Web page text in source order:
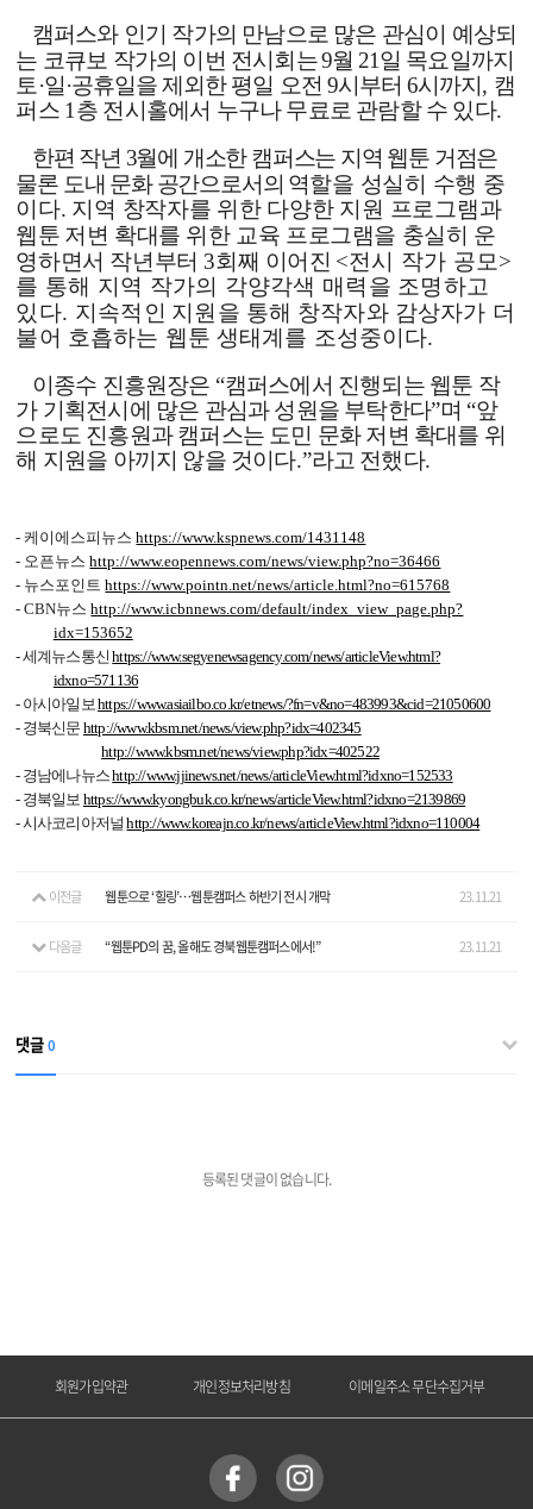
캠퍼스와 인기 작가의 만남으로 많은 관심이 예상되
는 코큐보 작가의 이번 전시회는9월 21일 목요일까지
토 ·일·공휴일을 제외한 평일 오전 9시부터6시까지 , 캠
퍼스 1 층 전시홀에서 누구나 무료로 관람할 수 있다.
한편 작년 3월에 개소한 캠퍼스는 지역 웹툰 거점은
물론 도내 문화 공간으로서의 역할을 성실히 수행 중
이다. 지역 창작자를 위한 다양한 지원 프로그램과
웹툰 저변 확대를 위한 교육 프로그램을 충실히 운
영하면서 작년부터 3회째 이어진 <전시 작가 공모>
를 통해 지역 작가의 각양각색 매력을 조명하고
있다. 지속적인 지원을 통해 창작자와 감상자가 더
불어 호흡하는 웹툰 생태계를 조성중이다.
이종수 진흥원장은 “캠퍼스에서 진행되는 웹툰 작
가 기획전시에 많은 관심과 성원을 부탁한다”며 “앞
으로도 진흥원과 캠퍼스는 도민 문화 저변 확대를 위
해 지원을 아끼지 않을 것이다.”라고 전했다.
- 케이에스피뉴스https://www.kspnews.com/1431148
- 오픈뉴스http://www.eopennews.com/news/view.php?no=36466
- 뉴스포인트https://www.pointn.net/news/article.html?no=615768
- CBN뉴스http://www.icbnnews.com/default/index_view_page.php?
idx=153652
- 세계뉴스통신https://www.segyenewsagency.com/news/articleView.html?
idxno=571136
- 아시아일보https://www.asiailbo.co.kr/etnews/?fn=v&no=483993&cid=21050600
- 경북신문 http://www.kbsm.net/news/view.php?idx=402345
http://www.kbsm.net/news/view.php?idx=402522
- 경남에나뉴스http://www.jjinews.net/news/articleView.html?idxno=152533
- 경북일보 https://www.kyongbuk.co.kr/news/articleView.html?idxno=2139869
- 시사코리아저널http://www.koreajn.co.kr/news/articleView.html?idxno=110004
이전글 웹툰으로 ‘힐링’…웹툰캠퍼스 하반기 전시 개막 23.11.21
다음글 “웹툰PD의 꿈, 올해도 경북웹툰캠퍼스에서!” 23.11.21
댓글0
등록된 댓글이 없습니다.
회원가입약관 개인정보처리방침 이메일주소 무단수집거부